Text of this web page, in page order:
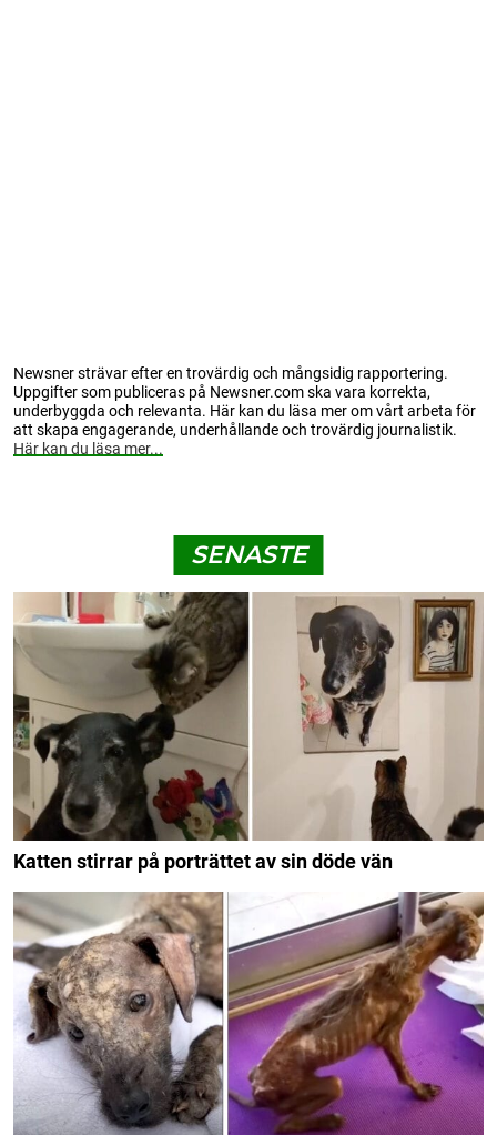
Newsner strävar efter en trovärdig och mångsidig rapportering.
Uppgifter som publiceras på Newsner.com ska vara korrekta,
underbyggda och relevanta. Här kan du läsa mer om vårt arbeta för
att skapa engagerande, underhållande och trovärdig journalistik.
Här kan du läsa mer...
SENASTE
Katten stirrar på porträttet av sin döde vän